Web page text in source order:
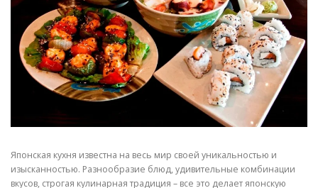
Японская кухня известна на весь мир своей уникальностью и
изысканностью. Разнообразие блюд, удивительные комбинации
вкусов, строгая кулинарная традиция – все это делает японскую